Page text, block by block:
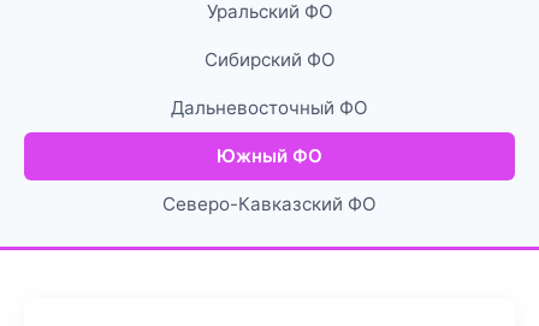
Уральский ФО
Сибирский ФО
Дальневосточный ФО
Южный ФО
Северо-Кавказский ФО